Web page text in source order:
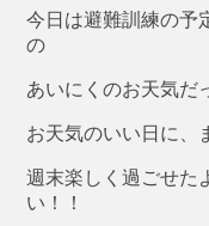
今日は避難訓練の予
の
あいにくのお天気だ
お天気のいい日に、
週末楽しく過ごせた
い！！